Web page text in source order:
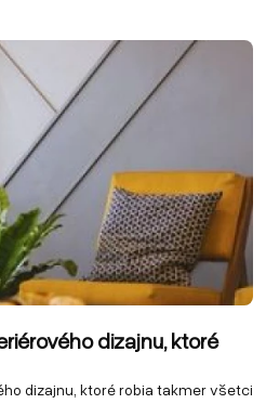
dizajnu, ktoré
dizajnu, ktoré robia takmer všetci